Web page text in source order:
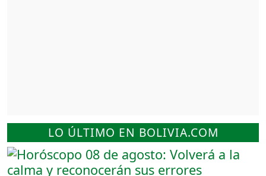
LO ÚLTIMO EN BOLIVIA.COM